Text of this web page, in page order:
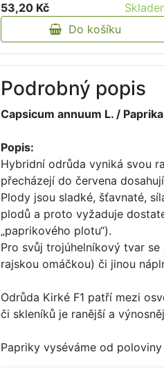
53,20 Kč
Do košíku
Podrobný popis
Capsicum annuum L. /
Popis:
Hybridní odrůda vyniká svou
přecházejí do červena
Plody jsou sladké, šťavnaté,
plodů a proto vyžaduje
„paprikového plotu“).
Pro svůj trojúhelníkový tvar
rajskou omáčkou) či jinou
Odrůda Kirké F1 patří mezi
či skleníků je ranější a
Papriky vyséváme od